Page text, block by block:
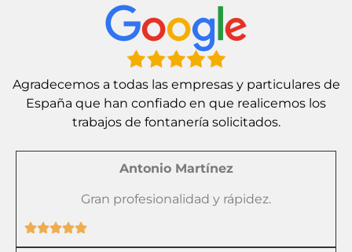
Agradecemos a todas las empresas y particulares de
España que han confiado en que realicemos los
trabajos de fontanería solicitados.
Antonio Martínez
Gran profesionalidad y rápidez.